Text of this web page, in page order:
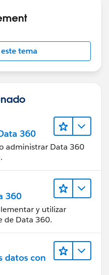
tema
360
administrar Data 360
360
y utilizar
de Data 360.
datos con